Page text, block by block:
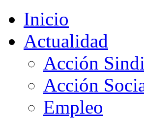
Inicio
Actualidad
Acción
Acción
Empleo